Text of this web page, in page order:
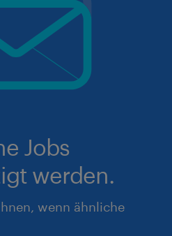
Jobs
werden.
wenn ähnliche